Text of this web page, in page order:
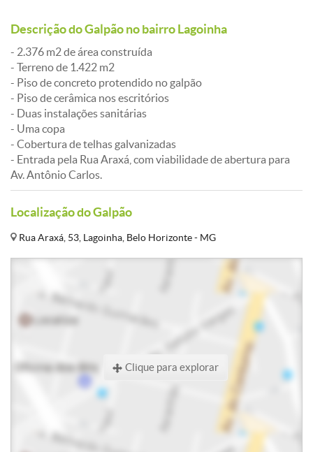
Descrição do Galpão no bairro Lagoinha
- 2.376 m2 de área construída
- Terreno de 1.422 m2
- Piso de concreto protendido no galpão
- Piso de cerâmica nos escritórios
- Duas instalações sanitárias
- Uma copa
- Cobertura de telhas galvanizadas
- Entrada pela Rua Araxá, com viabilidade de abertura para
Av. Antônio Carlos.
Localização do Galpão
Rua Araxá, 53, Lagoinha, Belo Horizonte - MG
Clique para explorar